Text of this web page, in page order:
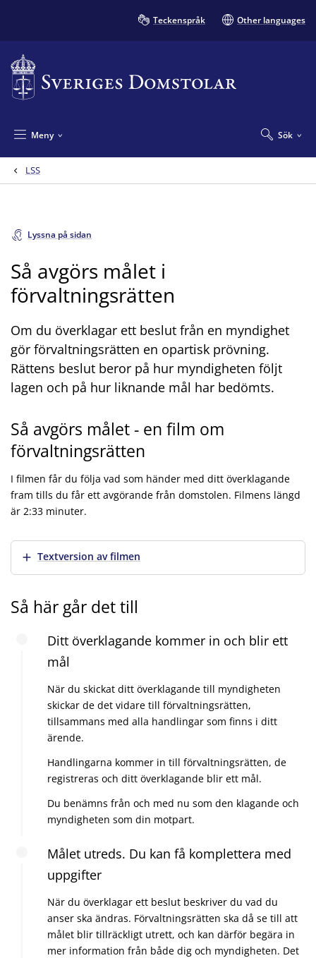
Teckenspråk Other languages
Sök
Meny
LSS
Lyssna på sidan
Så avgörs målet i
förvaltningsrätten
Om du överklagar ett beslut från en myndighet
gör förvaltningsrätten en opartisk prövning.
Rättens beslut beror på hur myndigheten följt
lagen och på hur liknande mål har bedömts.
Så avgörs målet - en film om
förvaltningsrätten
I filmen får du följa vad som händer med ditt överklagande
fram tills du får ett avgörande från domstolen. Filmens längd
är 2:33 minuter.
Visa merTextversion av filmen
Så här går det till
Ditt överklagande kommer in och blir ett
mål
När du skickat ditt överklagande till myndigheten
skickar de det vidare till förvaltningsrätten,
tillsammans med alla handlingar som finns i ditt
ärende.
Handlingarna kommer in till förvaltningsrätten, de
registreras och ditt överklagande blir ett mål.
Du benämns från och med nu som den klagande och
myndigheten som din motpart.
Målet utreds. Du kan få komplettera med
uppgifter
När du överklagar ett beslut beskriver du vad du
anser ska ändras. Förvaltningsrätten ska då se till att
målet blir tillräckligt utrett, och kan därför begära in
mer information från både dig och myndigheten. Det